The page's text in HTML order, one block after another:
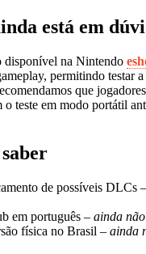
está em
disponível na Nintendo
permitindo testar
que
o teste em modo portátil
de possíveis DLCs –
em português – ainda
física no Brasil – ainda